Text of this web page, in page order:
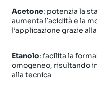
Acetone: potenzia la
aumenta l’acidità e la
l’applicazione grazie
Etanolo: facilita la
omogeneo, risultando
alla tecnica